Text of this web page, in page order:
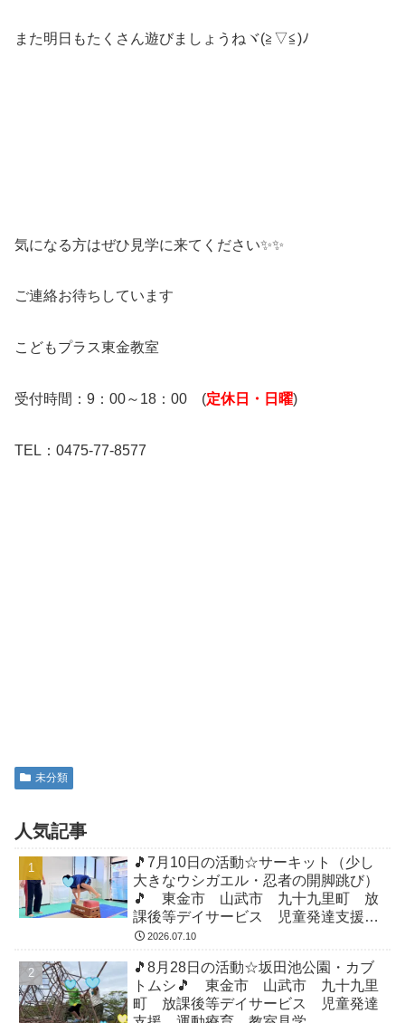
また明日もたくさん遊びましょうねヾ(≧▽≦)ﾉ
気になる方はぜひ見学に来てください✨✨
ご連絡お待ちしています
こどもプラス東金教室
受付時間：9：00～18：00 (定休日・日曜)
TEL：0475-77-8577
未分類
人気記事
🎵7月10日の活動☆サーキット（少し
大きなウシガエル・忍者の開脚跳び）
🎵 東金市 山武市 九十九里町 放
課後等デイサービス 児童発達支援
運動療育 教室見学
2026.07.10
🎵8月28日の活動☆坂田池公園・カブ
トムシ🎵 東金市 山武市 九十九里
町 放課後等デイサービス 児童発達